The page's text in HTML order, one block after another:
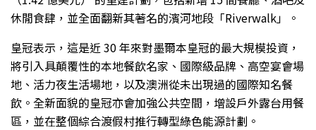
休閒食肆，並全面翻新其著名的濱河地段「Riverwalk」。
皇冠表示，這是近 30 年來對墨爾本皇冠的最大規模投資，
將引入具顛覆性的本地餐飲名家、國際級品牌、高空宴會場
地、活力夜生活場地，以及澳洲從未出現過的國際知名餐
飲。全新面貌的皇冠亦會加強公共空間，增設戶外露台用餐
區，並在整個綜合渡假村推行轉型綠色能源計劃。